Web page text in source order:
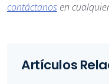
contáctanos en
Artículos